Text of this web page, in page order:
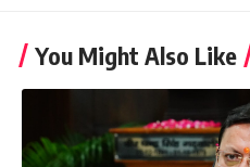
You Might Also Like